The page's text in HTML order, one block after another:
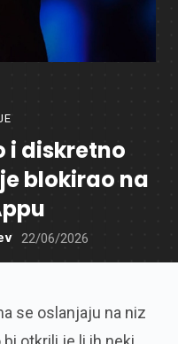
i diskretno
blokirao na
22/06/2026
se oslanjaju na niz